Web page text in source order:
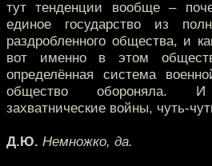
тут тенденции вообще –
единое государство из
раздробленного общества, и
вот именно в этом
определённая система
общество обороняла.
захватнические войны, чуть-
Д.Ю. Немножко, да.